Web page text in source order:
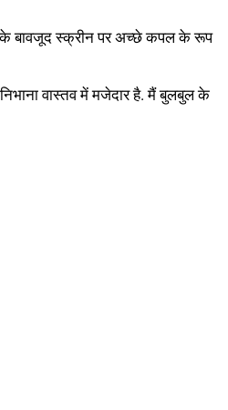
के बावजूद स्क्रीन पर अच्छे कपल के रूप
वास्तव में मजेदार है. मैं बुलबुल के